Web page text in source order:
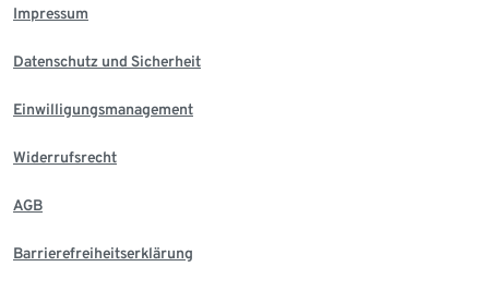
Impressum
Datenschutz und Sicherheit
Einwilligungsmanagement
Widerrufsrecht
AGB
Barrierefreiheitserklärung